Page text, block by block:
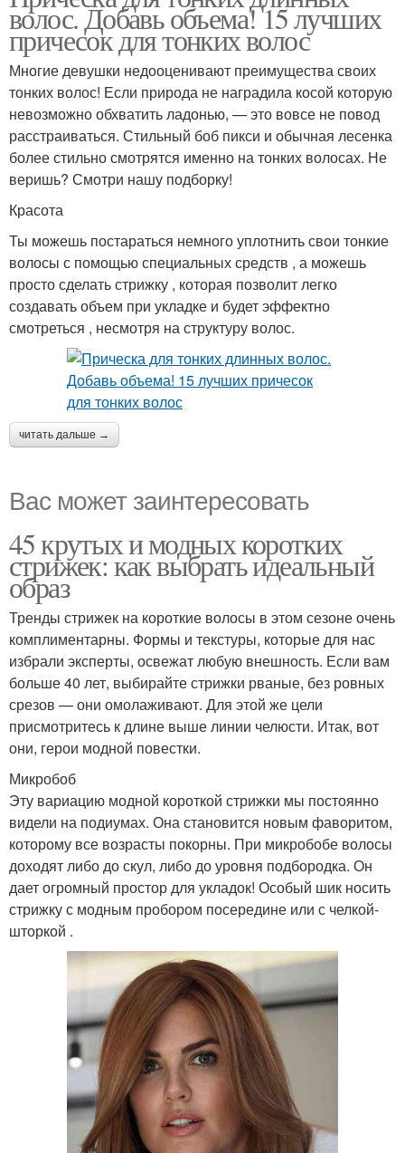
волос. Добавь объема! 15 лучших
причесок для тонких волос
Многие девушки недооценивают преимущества своих
тонких волос! Если природа не наградила косой которую
невозможно обхватить ладонью, — это вовсе не повод
расстраиваться. Стильный боб пикси и обычная лесенка
более стильно смотрятся именно на тонких волосах. Не
веришь? Смотри нашу подборку!
Красота
Ты можешь постараться немного уплотнить свои тонкие
волосы с помощью специальных средств , а можешь
просто сделать стрижку , которая позволит легко
создавать объем при укладке и будет эффектно
смотреться , несмотря на структуру волос.
читать дальше →
Вас может заинтересовать
45 крутых и модных коротких
стрижек: как выбрать идеальный
образ
Тренды стрижек на короткие волосы в этом сезоне очень
комплиментарны. Формы и текстуры, которые для нас
избрали эксперты, освежат любую внешность. Если вам
больше 40 лет, выбирайте стрижки рваные, без ровных
срезов — они омолаживают. Для этой же цели
присмотритесь к длине выше линии челюсти. Итак, вот
они, герои модной повестки.
Микробоб
Эту вариацию модной короткой стрижки мы постоянно
видели на подиумах. Она становится новым фаворитом,
которому все возрасты покорны. При микробобе волосы
доходят либо до скул, либо до уровня подбородка. Он
дает огромный простор для укладок! Особый шик носить
стрижку с модным пробором посередине или с челкой-
шторкой .